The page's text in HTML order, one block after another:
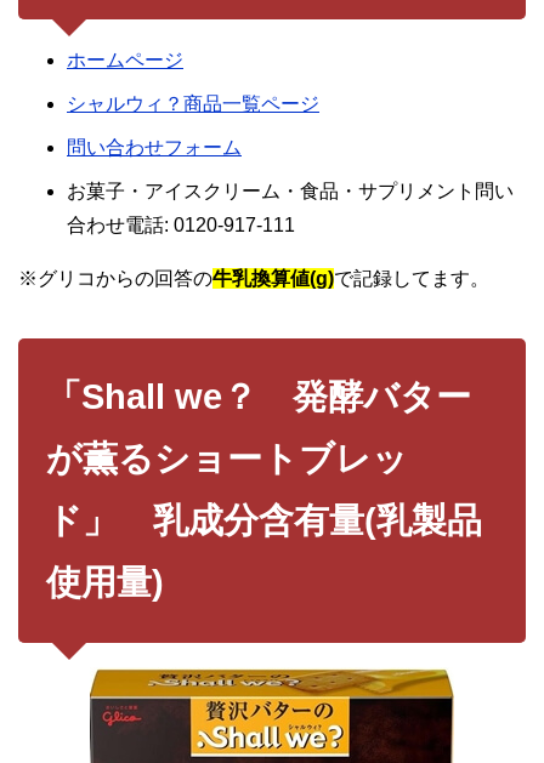
ホームページ
シャルウィ？商品一覧ページ
問い合わせフォーム
お菓子・アイスクリーム・食品・サプリメント問い
合わせ電話: 0120-917-111
※グリコからの回答の牛乳換算値(g)で記録してます。
「Shall we？ 発酵バター
が薫るショートブレッ
ド」 乳成分含有量(乳製品
使用量)